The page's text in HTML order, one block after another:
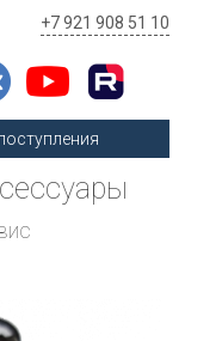
+7 921 908 51 10